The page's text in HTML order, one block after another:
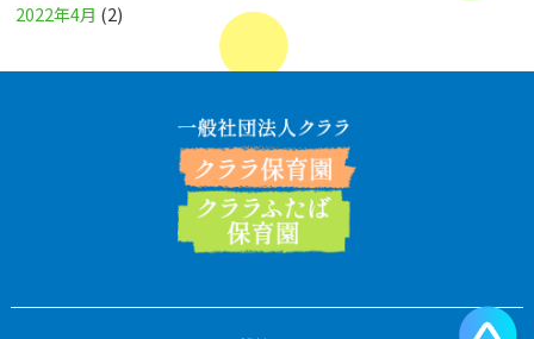
2022年4月 (2)